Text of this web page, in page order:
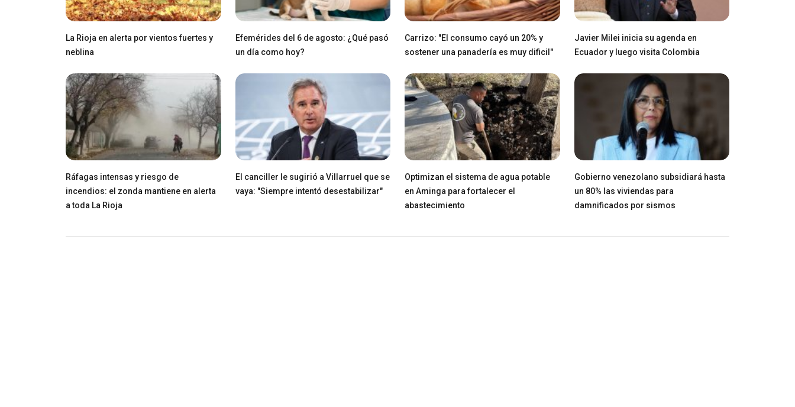
La Rioja en alerta por vientos fuertes y
neblina
Efemérides del 6 de agosto: ¿Qué pasó
un día como hoy?
Carrizo: "El consumo cayó un 20% y
sostener una panadería es muy dificil"
Javier Milei inicia su agenda en
Ecuador y luego visita Colombia
Ráfagas intensas y riesgo de
incendios: el zonda mantiene en alerta
a toda La Rioja
El canciller le sugirió a Villarruel que se
vaya: "Siempre intentó desestabilizar"
Optimizan el sistema de agua potable
en Aminga para fortalecer el
abastecimiento
Gobierno venezolano subsidiará hasta
un 80% las viviendas para
damnificados por sismos